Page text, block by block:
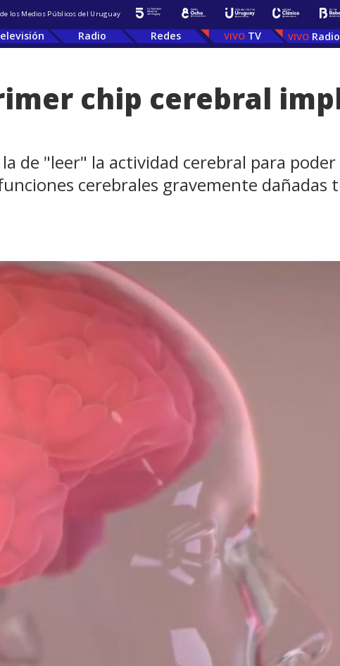
los Medios Públicos del Uruguay
Radio Redes TV
chip cerebral
de "leer" la actividad cerebral para
cerebrales gravemente dañadas